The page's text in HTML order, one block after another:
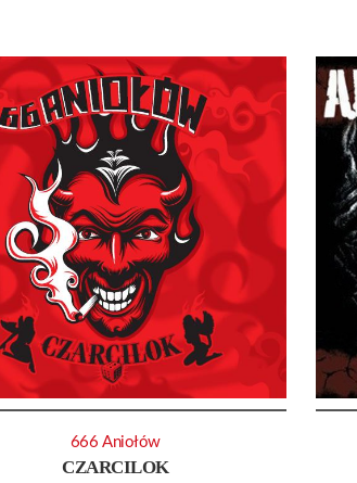
CZARCILOK
666 Aniołów